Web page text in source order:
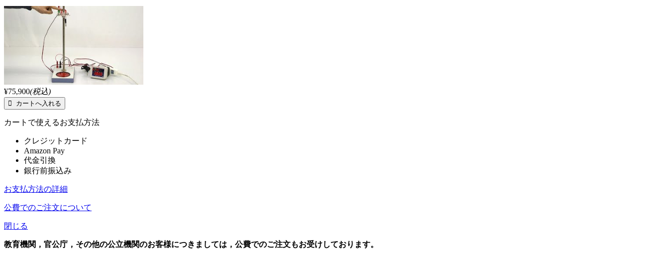
¥75,900(税込)
カートで使えるお支払方法
クレジットカード
Amazon Pay
代金引換
銀行前振込み
お支払方法の詳細
公費でのご注文について
閉じる
教育機関，官公庁，その他の公立機関のお客様につきましては，公費でのご注文もお受けしております。